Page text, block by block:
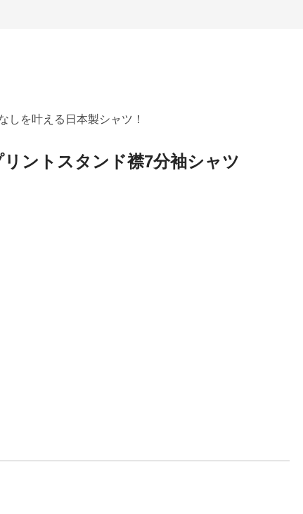
しを叶える日本製シャツ！
リントスタンド襟7分袖シャツ